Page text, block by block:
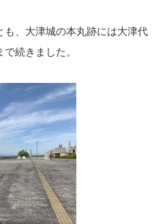
も、大津城の本丸跡には大津代
続きました。